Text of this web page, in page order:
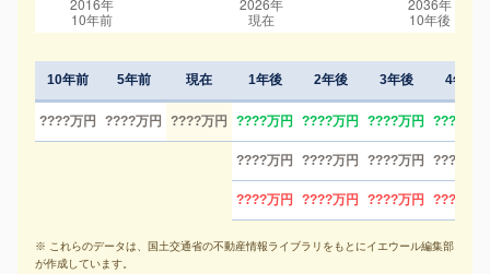
10年前 5年前 現在
????万円 ????万円 ????万円
1年後 2年後 3年後 4年後
????万円 ????万円 ????万円 ????万円
????万円 ????万円 ????万円 ????万円
????万円 ????万円 ????万円 ????万円
※ これらのデータは、国土交通省の不動産情報ライブラリをもとにイエウール編集部
が作成しています。